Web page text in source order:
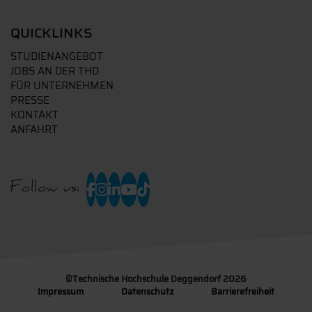
QUICKLINKS
STUDIENANGEBOT
JOBS AN DER THD
FÜR UNTERNEHMEN
PRESSE
KONTAKT
ANFAHRT
Follow us:
©Technische Hochschule Deggendorf 2026
Impressum
Datenschutz Barrierefreiheit